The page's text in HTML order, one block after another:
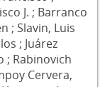
J. ; Barranco
; Slavin, Luis
; Juárez
; Rabinovich
Cervera,